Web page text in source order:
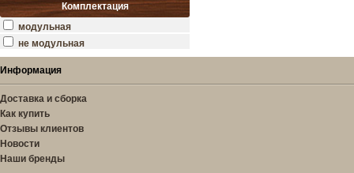
Комплектация
модульная
не модульная
Информация
Доставка и сборка
Как купить
Отзывы клиентов
Новости
Наши бренды